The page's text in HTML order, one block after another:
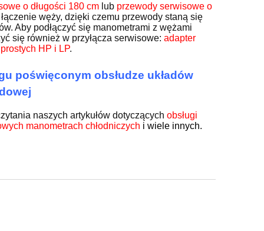
o długości 180 cmlub przewody serwisowe o
węży, dzięki czemu przewody staną się
Aby podłączyć się manometrami z wężami
się również w przyłącza serwisowe: adapter
HP i LP.
poświęconym obsłudze układów
naszych artykułów dotyczących obsługi
manometrach chłodniczych i wiele innych.